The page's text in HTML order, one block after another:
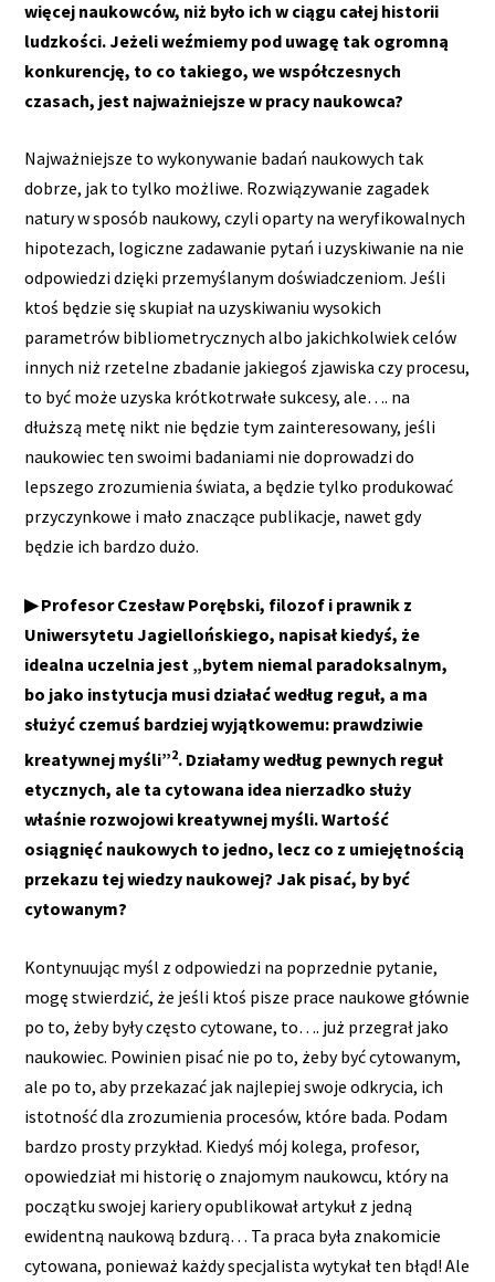
więcej naukowców, niż było ich w ciągu całej historii
ludzkości. Jeżeli weźmiemy pod uwagę tak ogromną
konkurencję, to co takiego, we współczesnych
czasach, jest najważniejsze w pracy naukowca?
Najważniejsze to wykonywanie badań naukowych tak
dobrze, jak to tylko możliwe. Rozwiązywanie zagadek
natury w sposób naukowy, czyli oparty na weryfikowalnych
hipotezach, logiczne zadawanie pytań i uzyskiwanie na nie
odpowiedzi dzięki przemyślanym doświadczeniom. Jeśli
ktoś będzie się skupiał na uzyskiwaniu wysokich
parametrów bibliometrycznych albo jakichkolwiek celów
innych niż rzetelne zbadanie jakiegoś zjawiska czy procesu,
to być może uzyska krótkotrwałe sukcesy, ale…. na
dłuższą metę nikt nie będzie tym zainteresowany, jeśli
naukowiec ten swoimi badaniami nie doprowadzi do
lepszego zrozumienia świata, a będzie tylko produkować
przyczynkowe i mało znaczące publikacje, nawet gdy
będzie ich bardzo dużo.
▶ Profesor Czesław Porębski, filozof i prawnik z
Uniwersytetu Jagiellońskiego, napisał kiedyś, że
idealna uczelnia jest „bytem niemal paradoksalnym,
bo jako instytucja musi działać według reguł, a ma
służyć czemuś bardziej wyjątkowemu: prawdziwie
kreatywnej myśli”2. Działamy według pewnych reguł
etycznych, ale ta cytowana idea nierzadko służy
właśnie rozwojowi kreatywnej myśli. Wartość
osiągnięć naukowych to jedno, lecz co z umiejętnością
przekazu tej wiedzy naukowej? Jak pisać, by być
cytowanym?
Kontynuując myśl z odpowiedzi na poprzednie pytanie,
mogę stwierdzić, że jeśli ktoś pisze prace naukowe głównie
po to, żeby były często cytowane, to…. już przegrał jako
naukowiec. Powinien pisać nie po to, żeby być cytowanym,
ale po to, aby przekazać jak najlepiej swoje odkrycia, ich
istotność dla zrozumienia procesów, które bada. Podam
bardzo prosty przykład. Kiedyś mój kolega, profesor,
opowiedział mi historię o znajomym naukowcu, który na
początku swojej kariery opublikował artykuł z jedną
ewidentną naukową bzdurą… Ta praca była znakomicie
cytowana, ponieważ każdy specjalista wytykał ten błąd! Ale